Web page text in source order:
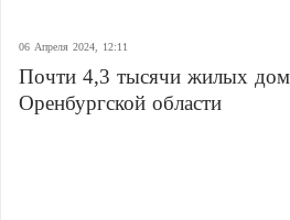
06 Апреля 2024, 12:11
Почти 4,3 тысячи жилых
Оренбургской области